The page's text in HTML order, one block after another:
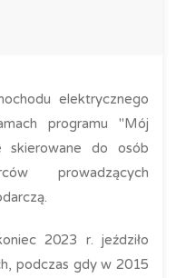
elektrycznego
programu "Mój
skierowane do osób
prowadzących
2023 r. jeździło
podczas gdy w 2015